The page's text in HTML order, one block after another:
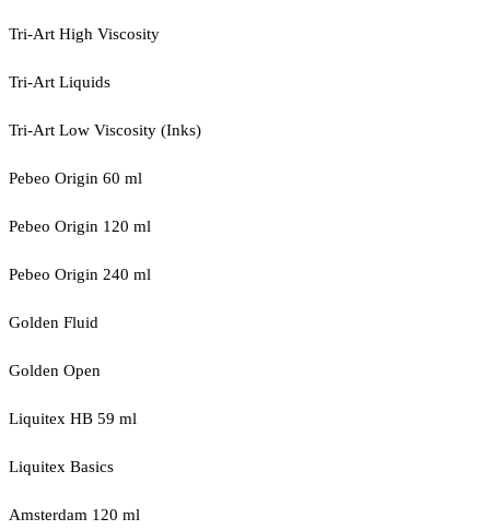
Tri-Art High Viscosity
Tri-Art Liquids
Tri-Art Low Viscosity (Inks)
Pebeo Origin 60 ml
Pebeo Origin 120 ml
Pebeo Origin 240 ml
Golden Fluid
Golden Open
Liquitex HB 59 ml
Liquitex Basics
Amsterdam 120 ml